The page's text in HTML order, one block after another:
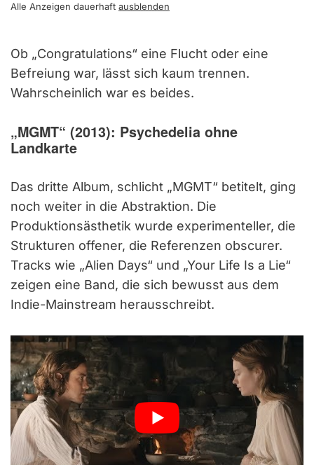
Alle Anzeigen dauerhaft ausblenden
Ob „Congratulations“ eine Flucht oder eine
Befreiung war, lässt sich kaum trennen.
Wahrscheinlich war es beides.
„MGMT“ (2013): Psychedelia ohne
Landkarte
Das dritte Album, schlicht „MGMT“ betitelt, ging
noch weiter in die Abstraktion. Die
Produktionsästhetik wurde experimenteller, die
Strukturen offener, die Referenzen obscurer.
Tracks wie „Alien Days“ und „Your Life Is a Lie“
zeigen eine Band, die sich bewusst aus dem
Indie-Mainstream herausschreibt.